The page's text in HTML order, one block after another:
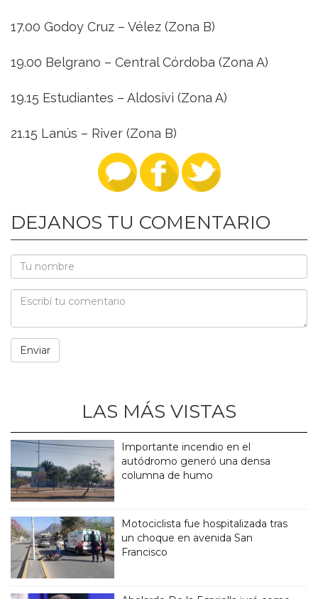
17.00 Godoy Cruz – Vélez (Zona B)
19.00 Belgrano – Central Córdoba (Zona A)
19.15 Estudiantes – Aldosivi (Zona A)
21.15 Lanús – River (Zona B)
DEJANOS TU COMENTARIO
LAS MÁS VISTAS
Importante incendio en el
autódromo generó una densa
columna de humo
Motociclista fue hospitalizada tras
un choque en avenida San
Francisco